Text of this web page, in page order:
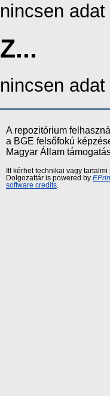
nincsen
Z...
nincsen
A repozitórium
a BGE felsőfokú
Magyar Állam
Itt kérhet technikai vagy tartalmi
Dolgozattár is powered by
software credits